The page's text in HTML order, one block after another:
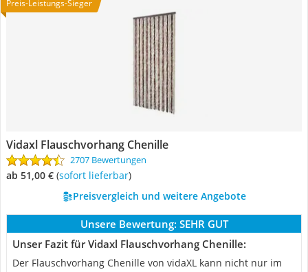
Preis-Leistungs-Sieger
Vidaxl Flauschvorhang Chenille
2707 Bewertungen
ab 51,00 € ( Sofort lieferbar)
Preisvergleich und weitere Angebote
Unsere Bewertung: SEHR GUT
Unser Fazit für Vidaxl Flauschvorhang Chenille:
Der Flauschvorhang Chenille von vidaXL kann nicht nur im